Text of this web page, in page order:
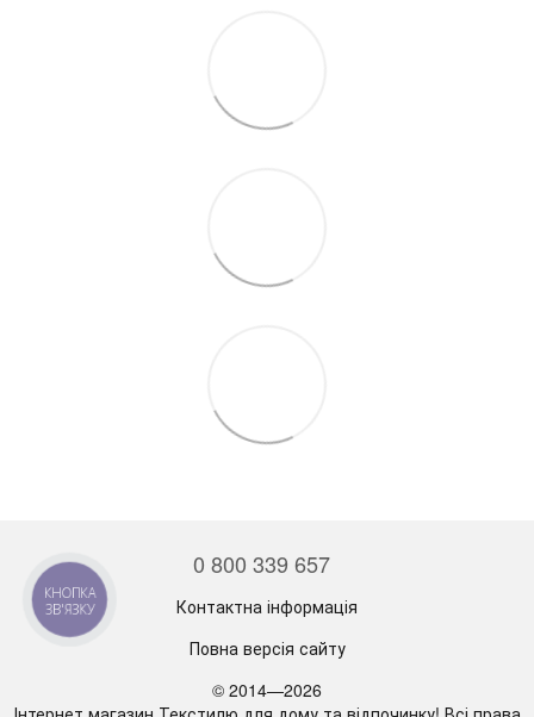
0 800 339 657
Контактна інформація
Повна версія сайту
© 2014—2026
КНОПКА
ЗВ'ЯЗКУ